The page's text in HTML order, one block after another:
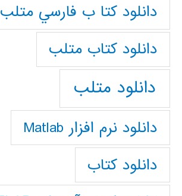
دانلود كتا ب فارسي متلب
دانلود كتاب متلب
دانلود متلب
دانلود نرم افزار Matlab
دانلود کتاب